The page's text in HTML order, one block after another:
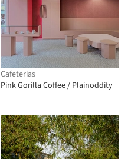
Cafeterias
Pink Gorilla Coffee / Plainoddity